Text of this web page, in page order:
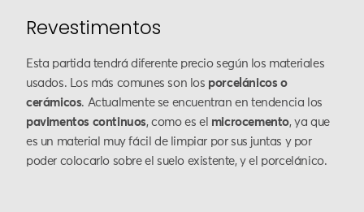
Revestimentos
Esta partida tendrá diferente precio según los materiales
usados. Los más comunes son los porcelánicos o
cerámicos. Actualmente se encuentran en tendencia los
pavimentos continuos, como es el microcemento, ya que
es un material muy fácil de limpiar por sus juntas y por
poder colocarlo sobre el suelo existente, y el porcelánico.